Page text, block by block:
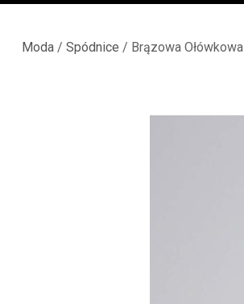
Moda/ Spódnice / Brązowa